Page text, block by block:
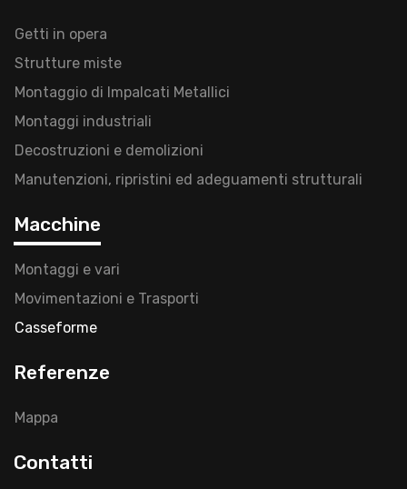
Getti in opera
Strutture miste
Montaggio di Impalcati Metallici
Montaggi industriali
Decostruzioni e demolizioni
Manutenzioni, ripristini ed adeguamenti strutturali
Macchine
Montaggi e vari
Movimentazioni e Trasporti
Casseforme
Referenze
Mappa
Contatti